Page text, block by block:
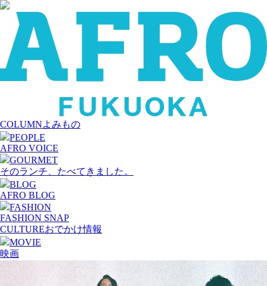
COLUMNよみもの
PEOPLE
AFRO VOICE
GOURMET
そのランチ、たべてきました。
BLOG
AFRO BLOG
FASHION
FASHION SNAP
CULTUREおでかけ情報
MOVIE
映画